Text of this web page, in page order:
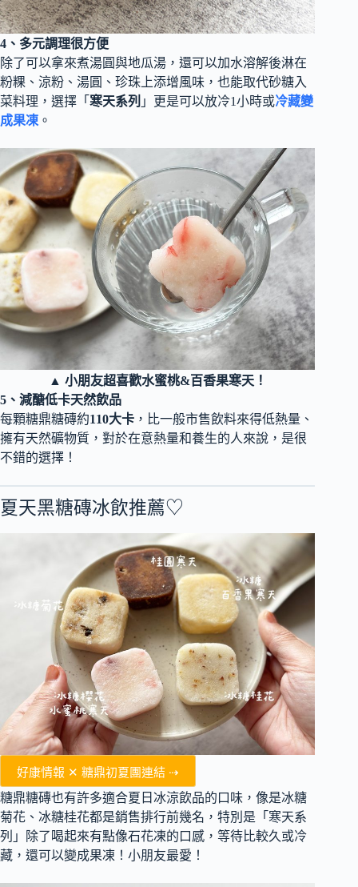
4、多元調理很方便
除了可以拿來煮湯圓與地瓜湯，還可以加水溶解後淋在
粉粿、涼粉、湯圓、珍珠上添增風味，也能取代砂糖入
菜料理，選擇「 寒天系列 」更是可以放冷1小時或冷藏變
成果凍 。
▲ 小朋友超喜歡水蜜桃&百香果寒天！
5、減醣低卡天然飲品
每顆糖鼎糖磚約110大卡 ，比一般市售飲料來得低熱量、
擁有天然礦物質，對於在意熱量和養生的人來說，是很
不錯的選擇！
夏天黑糖磚冰飲推薦♡
好康情報 ✕ 糖鼎初夏團連結 ⇢
糖鼎糖磚也有許多適合夏日冰涼飲品的口味，像是冰糖
菊花、冰糖桂花都是銷售排行前幾名，特別是「寒天系
列」除了喝起來有點像石花凍的口感，等待比較久或冷
藏，還可以變成果凍！小朋友最愛！